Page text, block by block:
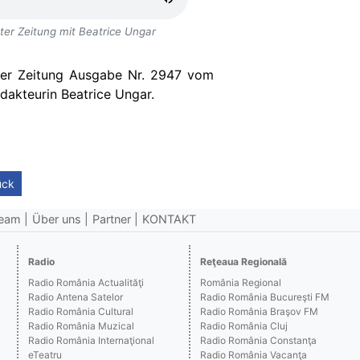
Zeitung mit Beatrice Ungar
Zeitung Ausgabe Nr. 2947 vom
Beatrice Ungar.
Über uns Partner KONTAKT
Radio
Radio România Actualităţi
Radio Antena Satelor
Radio România Cultural
Radio România Muzical
Radio România Internaţional
eTeatru
Reţeaua Regională
România Regional
Radio România Bucureşti FM
Radio România Braşov FM
Radio România Cluj
Radio România Constanţa
Radio România Vacanţa